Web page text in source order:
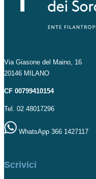
Via Giasone del Maino, 16
20146 MILANO
CF 00799410154
Tel. 02 48017296
WhatsApp 366 1427117
Scrivici